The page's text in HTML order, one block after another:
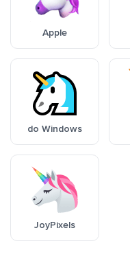
Apple
do Windows
JoyPixels